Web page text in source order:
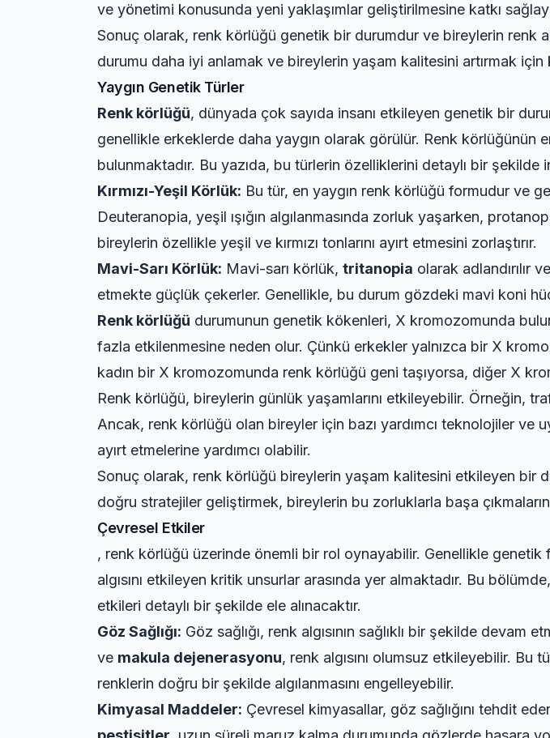
ve yönetimi konusunda yeni yaklaşımlar geliştirilmesine katkı
Sonuç olarak, renk körlüğü genetik bir durumdur ve bireylerin renk
durumu daha iyi anlamak ve bireylerin yaşam kalitesini artırmak
Yaygın Genetik Türler
Renk körlüğü, dünyada çok sayıda insanı etkileyen genetik bir
genellikle erkeklerde daha yaygın olarak görülür. Renk körlüğünün
bulunmaktadır. Bu yazıda, bu türlerin özelliklerini detaylı bir şekilde
Kırmızı-Yeşil Körlük: Bu tür, en yaygın renk körlüğü formudur ve
Deuteranopia, yeşil ışığın algılanmasında zorluk yaşarken,
bireylerin özellikle yeşil ve kırmızı tonlarını ayırt etmesini zorlaştırır.
Mavi-Sarı Körlük: Mavi-sarı körlük, tritanopia olarak adlandırılır
etmekte güçlük çekerler. Genellikle, bu durum gözdeki mavi koni
Renk körlüğü durumunun genetik kökenleri, X kromozomunda
fazla etkilenmesine neden olur. Çünkü erkekler yalnızca bir X
kadın bir X kromozomunda renk körlüğü geni taşıyorsa, diğer X
Renk körlüğü, bireylerin günlük yaşamlarını etkileyebilir. Örneğin,
Ancak, renk körlüğü olan bireyler için bazı yardımcı teknolojiler
ayırt etmelerine yardımcı olabilir.
Sonuç olarak, renk körlüğü bireylerin yaşam kalitesini etkileyen bir
doğru stratejiler geliştirmek, bireylerin bu zorluklarla başa
Çevresel Etkiler
, renk körlüğü üzerinde önemli bir rol oynayabilir. Genellikle
algısını etkileyen kritik unsurlar arasında yer almaktadır. Bu
etkileri detaylı bir şekilde ele alınacaktır.
Göz Sağlığı: Göz sağlığı, renk algısının sağlıklı bir şekilde
ve makula dejenerasyonu, renk algısını olumsuz etkileyebilir. Bu
renklerin doğru bir şekilde algılanmasını engelleyebilir.
Kimyasal Maddeler: Çevresel kimyasallar, göz sağlığını tehdit